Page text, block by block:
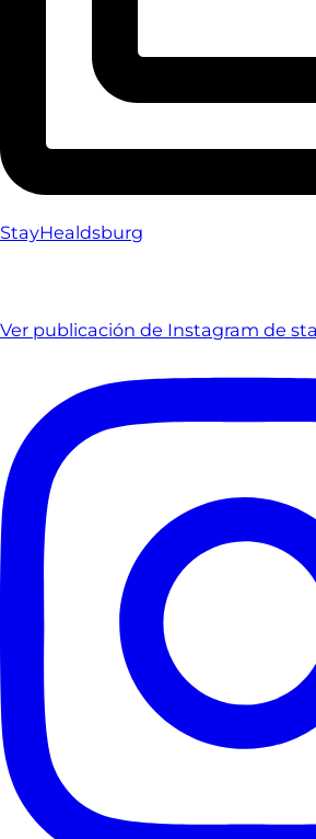
StayHealdsburg
Ver publicación de Instagram de